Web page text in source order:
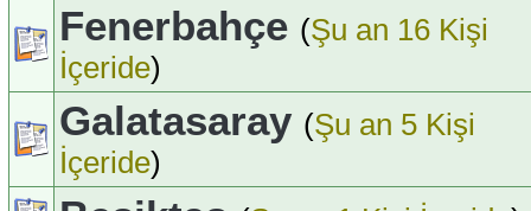
Fenerbahçe (Şu an 16 Kişi
İçeride)
Galatasaray (Şu an 5 Kişi
İçeride)